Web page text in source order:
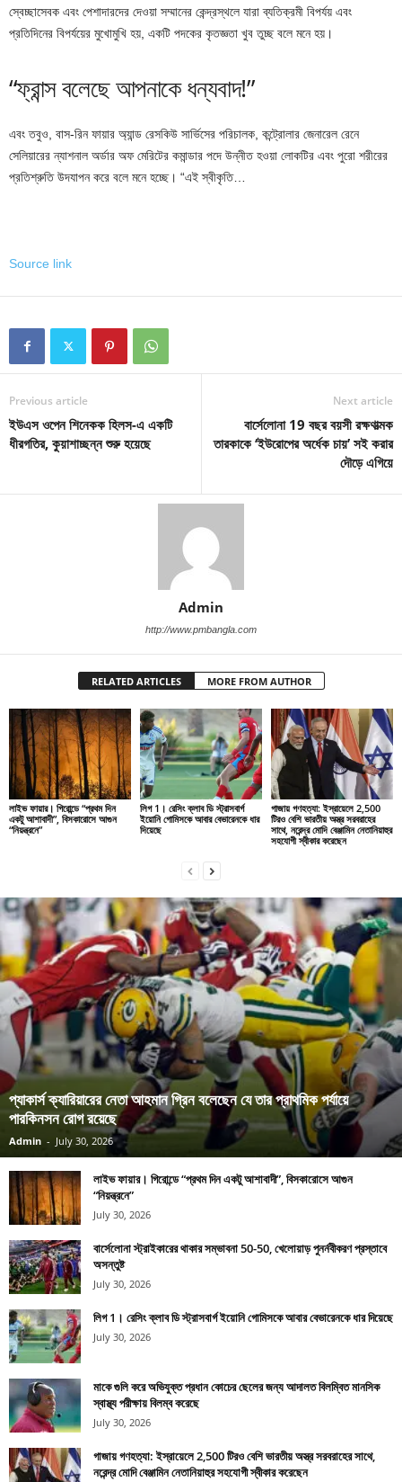
স্বেচ্ছাসেবক এবং পেশাদারদের দেওয়া সম্মানের কেন্দ্রস্থলে যারা ব্যতিক্রমী বিপর্যয় এবং
প্রতিদিনের বিপর্যয়ের মুখোমুখি হয়, একটি পদকের কৃতজ্ঞতা খুব তুচ্ছ বলে মনে হয়।
“ফ্রান্স বলেছে আপনাকে ধন্যবাদ!”
এবং তবুও, বাস-রিন ফায়ার অ্যান্ড রেসকিউ সার্ভিসের পরিচালক, কন্ট্রোলার জেনারেল রেনে
সেলিয়ারের ন্যাশনাল অর্ডার অফ মেরিটের কমান্ডার পদে উন্নীত হওয়া লোকটির এবং পুরো শরীরের
প্রতিশ্রুতি উদযাপন করে বলে মনে হচ্ছে। “এই স্বীকৃতি…
Source link
Previous article
ইউএস ওপেন শিনেকক হিলস-এ একটি
ধীরগতির, কুয়াশাচ্ছন্ন শুরু হয়েছে
Next article
বার্সেলোনা 19 বছর বয়সী রক্ষণাত্মক
তারকাকে ‘ইউরোপের অর্ধেক চায়’ সই করার
দৌড়ে এগিয়ে
Admin
http://www.pmbangla.com
RELATED ARTICLES MORE FROM AUTHOR
লাইভ ফায়ার। গিরোন্ডে “প্রথম দিন
একটু আশাবাদী”, বিসকারোসে আগুন
“নিয়ন্ত্রনে”
লিগ 1। রেসিং ক্লাব ডি স্ট্রাসবার্গ
ইয়োনি গোমিসকে আবার বেভারেনকে ধার
দিয়েছে
গাজায় গণহত্যা: ইস্রায়েলে 2,500
টিরও বেশি ভারতীয় অস্ত্র সরবরাহের
সাথে, নরেন্দ্র মোদি বেঞ্জামিন নেতানিয়াহুর
সহযোগী স্বীকার করেছেন
প্যাকার্স ক্যারিয়ারের নেতা আহমান গ্রিন বলেছেন যে তার প্রাথমিক পর্যায়ে
পারকিনসন রোগ রয়েছে
Admin - July 30, 2026
লাইভ ফায়ার। গিরোন্ডে “প্রথম দিন একটু আশাবাদী”, বিসকারোসে আগুন
“নিয়ন্ত্রনে”
July 30, 2026
বার্সেলোনা স্ট্রাইকারের থাকার সম্ভাবনা 50-50, খেলোয়াড় পুনর্নবীকরণ প্রস্তাবে
অসন্তুষ্ট
July 30, 2026
লিগ 1। রেসিং ক্লাব ডি স্ট্রাসবার্গ ইয়োনি গোমিসকে আবার বেভারেনকে ধার দিয়েছে
July 30, 2026
মাকে গুলি করে অভিযুক্ত প্রধান কোচের ছেলের জন্য আদালত বিলম্বিত মানসিক
স্বাস্থ্য পরীক্ষায় বিলম্ব করেছে
July 30, 2026
গাজায় গণহত্যা: ইস্রায়েলে 2,500 টিরও বেশি ভারতীয় অস্ত্র সরবরাহের সাথে,
নরেন্দ্র মোদি বেঞ্জামিন নেতানিয়াহুর সহযোগী স্বীকার করেছেন